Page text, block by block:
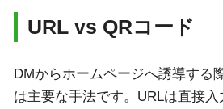
URL vs QRコード
DMからホームページへ誘導する
は主要な手法です。URLは直接入